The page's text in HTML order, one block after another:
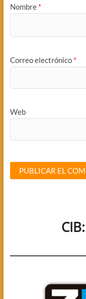
Nombre *
Correo electrónico *
Web